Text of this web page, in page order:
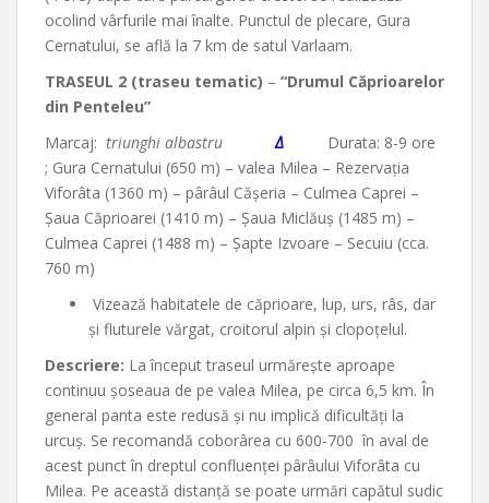
ocolind vârfurile mai înalte. Punctul de plecare, Gura
Cernatului, se află la 7 km de satul Varlaam.
TRASEUL 2 (traseu tematic) – “Drumul Căprioarelor
din Penteleu”
Marcaj: triunghi albastruΔ
Durata: 8-9 ore
; Gura Cernatului (650 m) – valea Milea – Rezervaţia
Viforâta (1360 m) – pârâul Căşeria – Culmea Caprei –
Şaua Căprioarei (1410 m) – Şaua Miclăuş (1485 m) –
Culmea Caprei (1488 m) – Şapte Izvoare – Secuiu (cca.
760 m)
Vizează habitatele de căprioare, lup, urs, râs, dar
şi fluturele vărgat, croitorul alpin şi clopoţelul.
Descriere: La început traseul urmăreşte aproape
continuu şoseaua de pe valea Milea, pe circa 6,5 km. În
general panta este redusă şi nu implică dificultăţi la
urcuş. Se recomandă coborârea cu 600-700 în aval de
acest punct în dreptul confluenţei pârâului Viforâta cu
Milea. Pe această distanţă se poate urmări capătul sudic